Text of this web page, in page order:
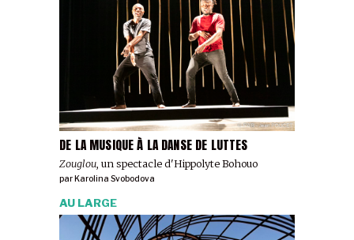
DE LA MUSIQUE À LA DANSE DE LUTTES
Zouglou, un spectacle d'Hippolyte Bohouo
par Karolina Svobodova
AU LARGE